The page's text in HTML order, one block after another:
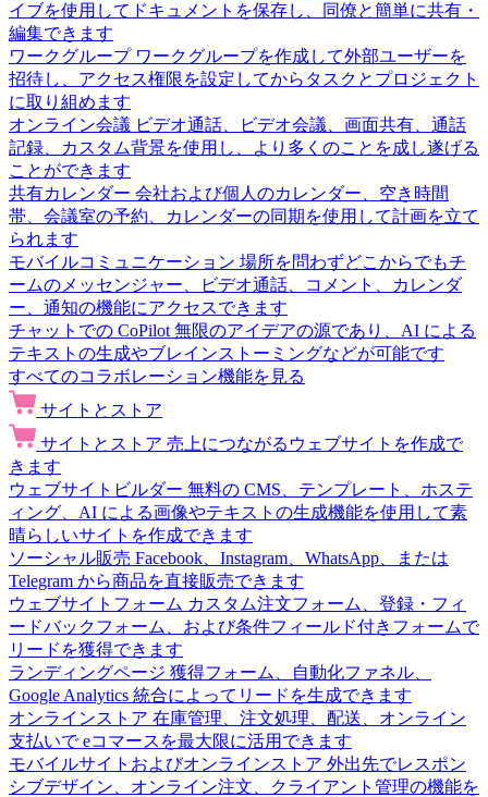
イブを使用してドキュメントを保存し、同僚と簡単に共有・
編集できます
ワークグループ ワークグループを作成して外部ユーザーを
招待し、アクセス権限を設定してからタスクとプロジェクト
に取り組めます
オンライン会議 ビデオ通話、ビデオ会議、画面共有、通話
記録、カスタム背景を使用し、より多くのことを成し遂げる
ことができます
共有カレンダー 会社および個人のカレンダー、空き時間
帯、会議室の予約、カレンダーの同期を使用して計画を立て
られます
モバイルコミュニケーション 場所を問わずどこからでもチ
ームのメッセンジャー、ビデオ通話、コメント、カレンダ
ー、通知の機能にアクセスできます
チャットでの CoPilot 無限のアイデアの源であり、AI による
テキストの生成やブレインストーミングなどが可能です
すべてのコラボレーション機能を見る
サイトとストア
サイトとストア 売上につながるウェブサイトを作成で
きます
ウェブサイトビルダー 無料の CMS、テンプレート、ホステ
ィング、AI による画像やテキストの生成機能を使用して素
晴らしいサイトを作成できます
ソーシャル販売 Facebook、Instagram、WhatsApp、または
Telegram から商品を直接販売できます
ウェブサイトフォーム カスタム注文フォーム、登録・フィ
ードバックフォーム、および条件フィールド付きフォームで
リードを獲得できます
ランディングページ 獲得フォーム、自動化ファネル、
Google Analytics 統合によってリードを生成できます
オンラインストア 在庫管理、注文処理、配送、オンライン
支払いで eコマースを最大限に活用できます
モバイルサイトおよびオンラインストア 外出先でレスポン
シブデザイン、オンライン注文、クライアント管理の機能を